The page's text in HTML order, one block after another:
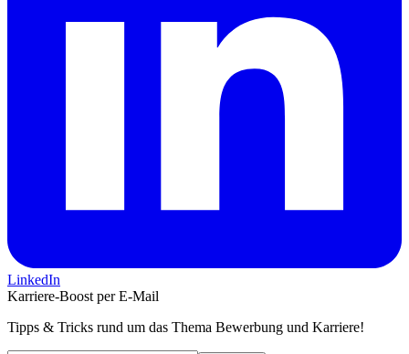
LinkedIn
Karriere-Boost per E-Mail
Tipps & Tricks rund um das Thema Bewerbung und Karriere!